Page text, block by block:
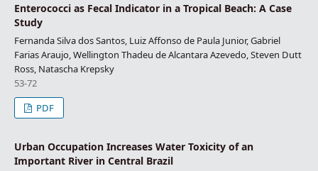
Enterococci as Fecal Indicator in a Tropical Beach: A Case
Study
Fernanda Silva dos Santos, Luiz Affonso de Paula Junior, Gabriel
Farias Araujo, Wellington Thadeu de Alcantara Azevedo, Steven Dutt
Ross, Natascha Krepsky
53-72
PDF
Urban Occupation Increases Water Toxicity of an
Important River in Central Brazil